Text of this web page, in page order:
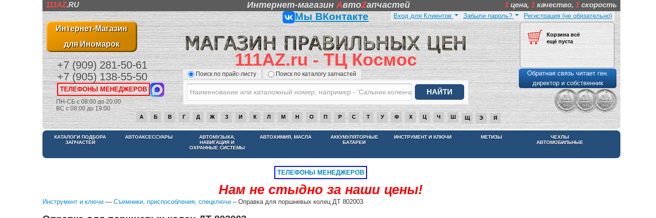
111AZ.RU Интернет-магазинAвтоZапчастей 1 цена, 1 качество, 1 скорость
Интернет-Магазин
для Иномарок
+7 (909) 281-50-61
+7 (905) 138-55-50
ТЕЛЕФОНЫ МЕНЕДЖЕРОВ
ПН-СБ с 08:00 до 20:00
ВС с 08:00 до 19:00
Мы ВКонтакте
111AZ.ru - ТЦ Космос
Поиск по прайс-листу Поиск по каталогу запчастей
Регистрация (не обязательно)
Забыли пароль?
Вход для Клиентов
Корзина всё
ещё пуста
Обратная связь читает ген.
директор и собственник
А Б В Г Д Ж З И К Л М Н О П Р С Т У Ф Х Ц Ч Ш Щ Э Я
НАМ НЕ СТЫДНО ЗА НАШИ ЦЕНЫ
КАТАЛОГИ ПОДБОРА
ЗАПЧАСТЕЙ
АВТОАКСЕССУАРЫ
АВТОМУЗЫКА,
НАВИГАЦИЯ И
ОХРАННЫЕ СИСТЕМЫ
АВТОХИМИЯ, МАСЛА
АККУМУЛЯТОРНЫЕ
БАТАРЕИ
ИНСТРУМЕНТ И КЛЮЧИ МЕТИЗЫ
ЧЕХЛЫ
АВТОМОБИЛЬНЫЕ
ТЕЛЕФОНЫ МЕНЕДЖЕРОВ
Нам не стыдно за наши цены!
Инструмент и ключи — Съемники, приспособления, спецключи – Оправка для поршневых колец ДТ 802003